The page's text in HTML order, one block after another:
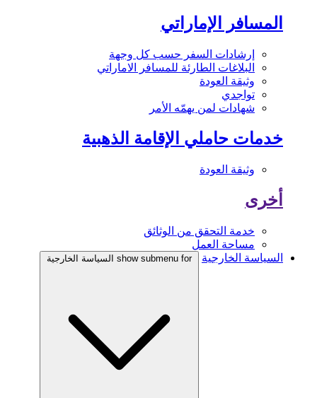
المسافر الإماراتي
إرشادات السفر حسب كل وجهة
البلاغات الطارئة للمسافر الاماراتي
وثيقة العودة
تواجدي
شهادات لمن يهمّه الأمر
خدمات حاملي الإقامة الذهبية
وثيقة العودة
أخرى
خدمة التحقق من الوثائق
مساحة العمل
السياسة الخارجية
show submenu for السياسة الخارجية